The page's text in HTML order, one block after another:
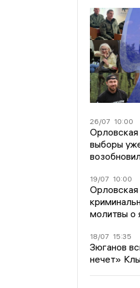
26/07 10:00
выборы
19/07 10:00
молитвы о
18/07 15:35
Зюганов
нечет»